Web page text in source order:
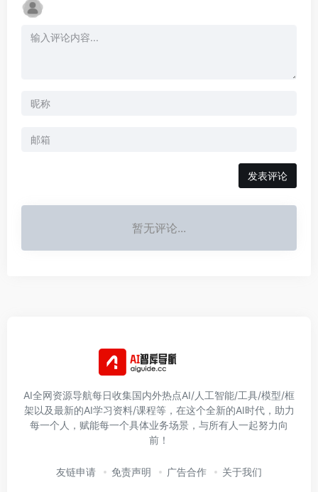
发表评论
暂无评论...
AI全网资源导航每日收集国内外热点AI/人工智能/工具/模型/框
架以及最新的AI学习资料/课程等，在这个全新的AI时代，助力
每一个人，赋能每一个具体业务场景，与所有人一起努力向
前！
友链申请 免责声明 广告合作 关于我们